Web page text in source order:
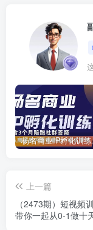
杨名商
上一篇
（2473期）短视频
带你一起从0-1做十